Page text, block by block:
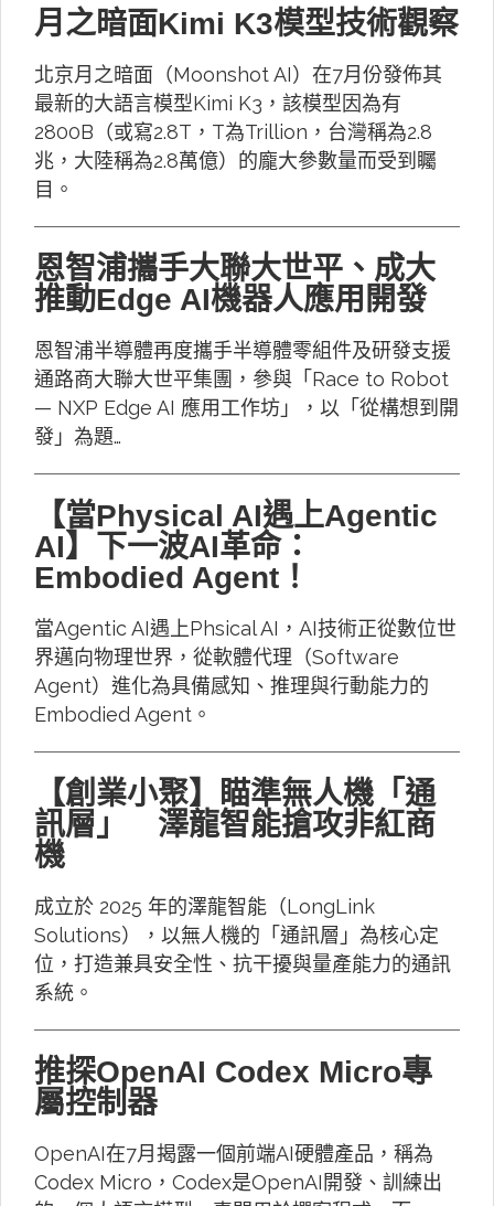
月之暗面Kimi K3模型技術觀察
北京月之暗面（Moonshot AI）在7月份發佈其
最新的大語言模型Kimi K3，該模型因為有
2800B（或寫2.8T，T為Trillion，台灣稱為2.8
兆，大陸稱為2.8萬億）的龐大參數量而受到矚
目。
恩智浦攜手大聯大世平、成大
推動Edge AI機器人應用開發
恩智浦半導體再度攜手半導體零組件及研發支援
通路商大聯大世平集團，參與「Race to Robot
— NXP Edge AI 應用工作坊」，以「從構想到開
發」為題…
【當Physical AI遇上Agentic
AI】下一波AI革命：
Embodied Agent！
當Agentic AI遇上Phsical AI，AI技術正從數位世
界邁向物理世界，從軟體代理（Software
Agent）進化為具備感知、推理與行動能力的
Embodied Agent。
【創業小聚】瞄準無人機「通
訊層」 澤龍智能搶攻非紅商
機
成立於 2025 年的澤龍智能（LongLink
Solutions），以無人機的「通訊層」為核心定
位，打造兼具安全性、抗干擾與量產能力的通訊
系統。
推探OpenAI Codex Micro專
屬控制器
OpenAI在7月揭露一個前端AI硬體產品，稱為
Codex Micro，Codex是OpenAI開發、訓練出